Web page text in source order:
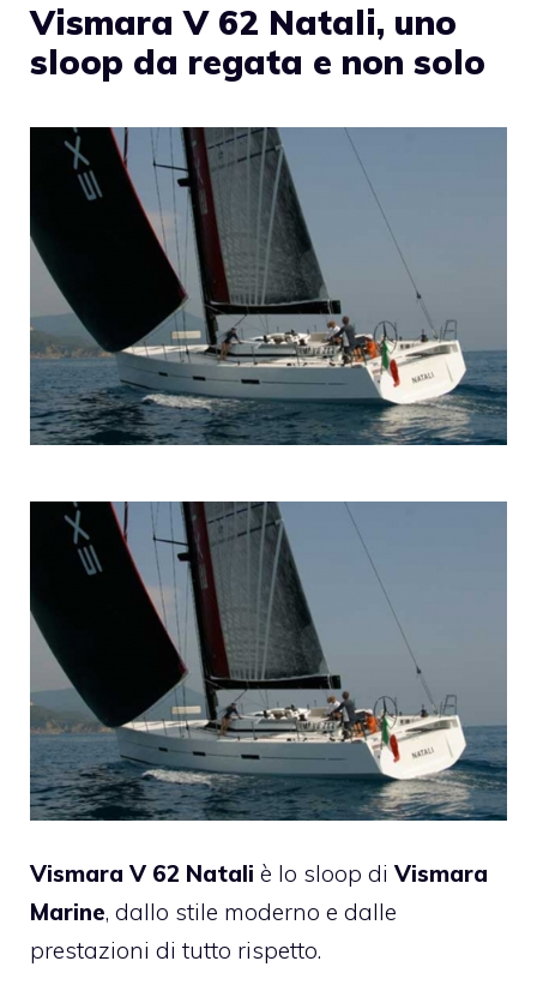
Vismara V 62 Natali, uno
sloop da regata e non solo
Vismara V 62 Natali è lo sloop di Vismara
Marine, dallo stile moderno e dalle
prestazioni di tutto rispetto.